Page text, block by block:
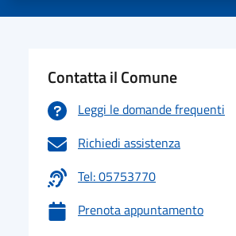
Contatta il Comune
Leggi le domande frequenti
Richiedi assistenza
Tel: 05753770
Prenota appuntamento